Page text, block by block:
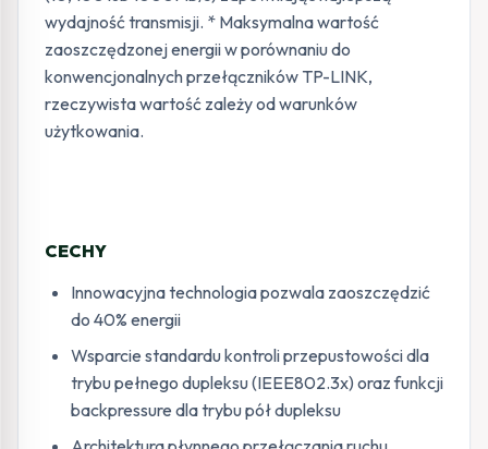
wydajność transmisji. * Maksymalna wartość
zaoszczędzonej energii w porównaniu do
konwencjonalnych przełączników TP-LINK,
rzeczywista wartość zależy od warunków
użytkowania.
CECHY
Innowacyjna technologia pozwala zaoszczędzić
do 40% energii
Wsparcie standardu kontroli przepustowości dla
trybu pełnego dupleksu (IEEE802.3x) oraz funkcji
backpressure dla trybu pół dupleksu